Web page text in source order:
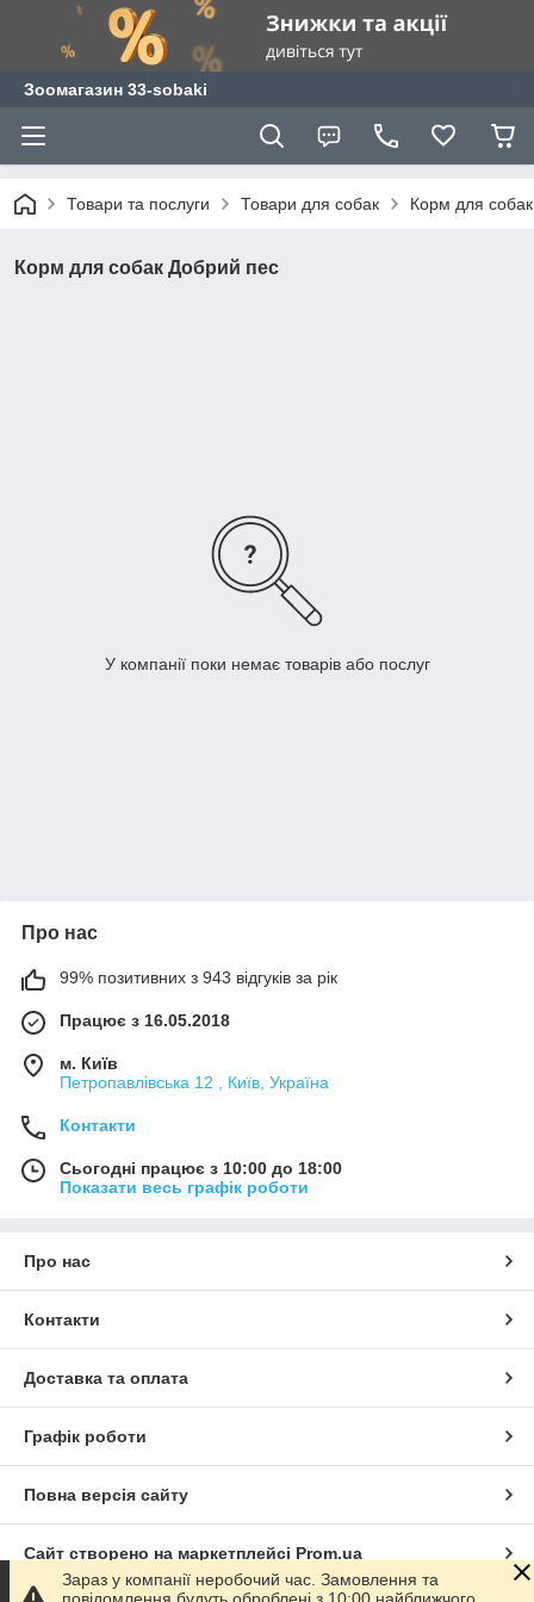
Зоомагазин 33-sobaki
Товари та послуги Товари для собак Корм для собак
Корм для собак Добрий пес
У компанії поки немає товарів або послуг
Про нас
99% позитивних з 943 відгуків за рік
Працює з 16.05.2018
м. Київ
Петропавлівська 12 , Київ, Україна
Контакти
Сьогодні працює з 10:00 до 18:00
Показати весь графік роботи
Про нас
Контакти
Доставка та оплата
Графік роботи
Повна версія сайту
Сайт створено на маркетплейсі Prom.ua
Зараз у компанії неробочий час. Замовлення та